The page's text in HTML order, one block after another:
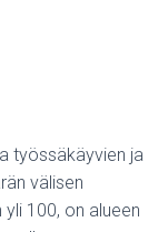
työssäkäyvien ja
välisen
100, on alueen